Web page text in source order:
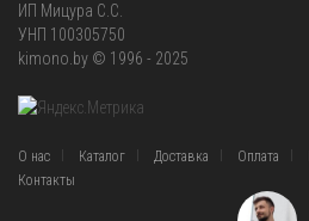
ИП Мицура С.С.
УНП 100305750
kimono.by © 1996 - 2025
О нас Каталог Доставка Оплата
Контакты